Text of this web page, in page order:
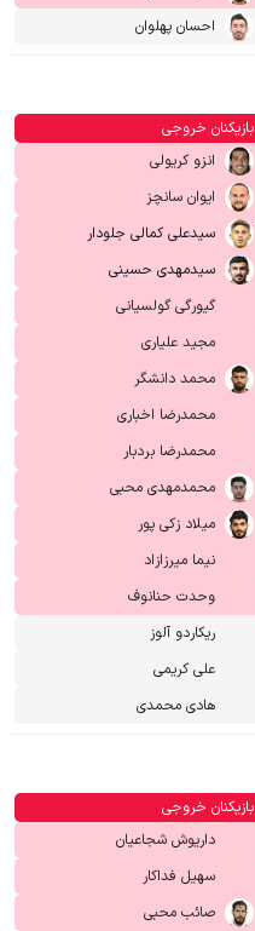
احسان پهلوان
بازیکنان خروجی
انزو کریولی
ایوان سانچز
سیدعلی کمالی جلودار
سیدمهدی حسینی
گیورگی گولسیانی
مجید علیاری
محمد دانشگر
محمدرضا اخباری
محمدرضا بردبار
محمدمهدی محبی
میلاد زکی پور
نیما میرزازاد
وحدت حنانوف
ریکاردو آلوز
علی کریمی
هادی محمدی
بازیکنان خروجی
داریوش شجاعیان
سهیل فداکار
صائب محبی